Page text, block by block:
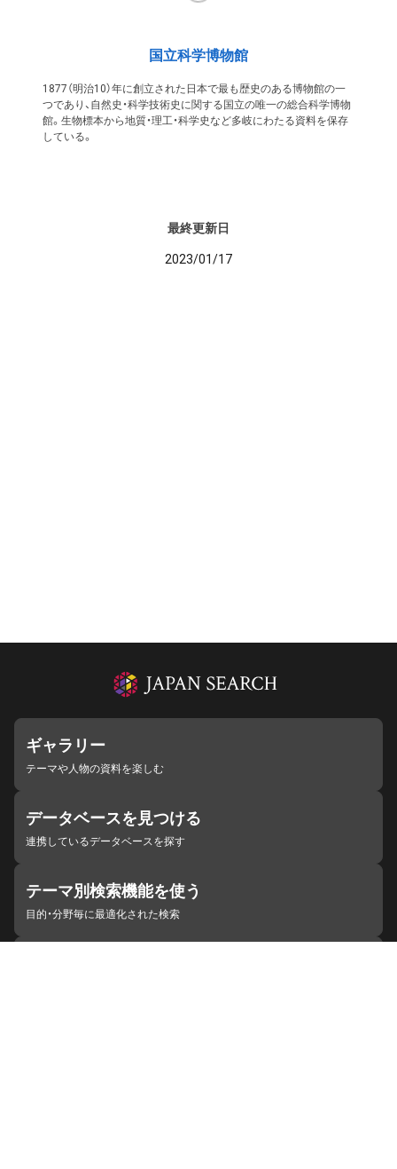
国立科学博物館
1877（明治10）年に創立された日本で最も歴史のある博物館の一
つであり、自然史・科学技術史に関する国立の唯一の総合科学博物
館。生物標本から地質・理工・科学史など多岐にわたる資料を保存
している。
最終更新日
2023/01/17
ギャラリー
テーマや人物の資料を楽しむ
データベースを見つける
連携しているデータベースを探す
テーマ別検索機能を使う
目的・分野毎に最適化された検索